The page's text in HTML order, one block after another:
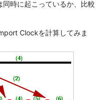
同時に起こっているか、比較
Clockを計算してみま